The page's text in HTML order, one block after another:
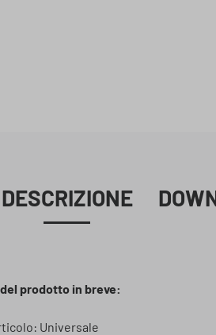
DESCRIZIONE
prodotto in breve:
Universale